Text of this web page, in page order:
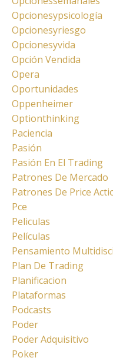
Opcionesypsicología
Opcionesyriesgo
Opcionesyvida
Opción Vendida
Opera
Oportunidades
Oppenheimer
Optionthinking
Paciencia
Pasión
Pasión En El Trading
Patrones De Mercado
Patrones De Price
Pce
Peliculas
Películas
Pensamiento
Plan De Trading
Planificacion
Plataformas
Podcasts
Poder
Poder Adquisitivo
Poker